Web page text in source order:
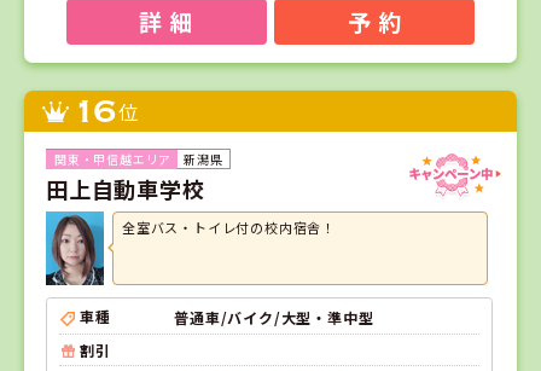
詳 細 予 約
16位
新潟県
田上自動車学校
全室バス・トイレ付の校内宿舎！
車種
普通車/バイク/大型・準中型
割引